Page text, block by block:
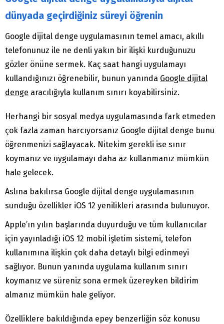
dünyada geçirdiğiniz süreyi öğrenin
Google dijital denge uygulamasının temel amacı, akıllı
telefonunuz ile ne denli yakın bir ilişki kurduğunuzu
gözler önüne sermek. Kaç saat hangi uygulamayı
kullandığınızı öğrenebilir, bunun yanında Google dijital
denge aracılığıyla kullanım sınırı koyabilirsiniz.
Herhangi bir sosyal medya uygulamasında fark etmeden
çok fazla zaman harcıyorsanız Google dijital denge bunu
öğrenmenizi sağlayacak. Nitekim gerekli ise sınır
koymanız ve uygulamayı daha az kullanmanız mümkün
hale gelecek.
Aslına bakılırsa Google dijital denge uygulamasının
sunduğu özellikler iOS 12 yenilikleri arasında bulunuyor.
Apple’ın yılın başlarında duyurduğu ve tüm kullanıcılar
için yayınladığı iOS 12 mobil işletim sistemi, telefon
kullanımına ilişkin çok daha detaylı bilgi edinmeyi
sağlıyor. Bunun yanında uygulama kullanım sınırı
koymanız ve süreniz sona ermek üzereyken bildirim
almanız mümkün hale geliyor.
Özelliklere bakıldığında epey benzerliğin söz konusu